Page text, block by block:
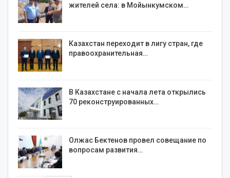
жителей села: в Мойынкумском…
Казахстан переходит в лигу стран, где
правоохранительная…
В Казахстане с начала лета открылись
70 реконструированных…
Олжас Бектенов провел совещание по
вопросам развития…